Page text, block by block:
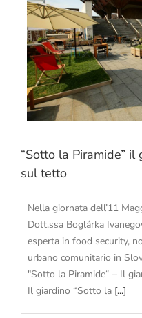
“Sotto la Piramide”
sul tetto
Nella giornata dell’11
Dott.ssa Boglárka
esperta in food security,
urbano comunitario in
"Sotto la Piramide“ – Il
Il giardino “Sotto la [...]